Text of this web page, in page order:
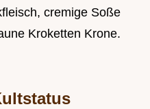
cremige Soße
Kroketten Krone.